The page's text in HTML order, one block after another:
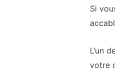
Si
L’un
votre